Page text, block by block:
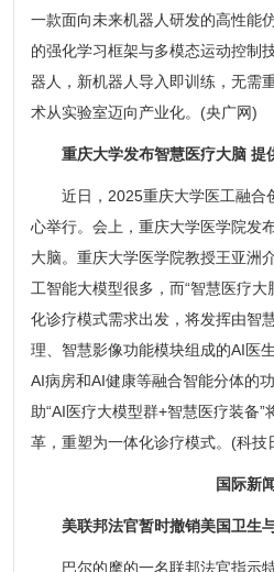
一款面向未来机器人研发的高性能
的强化学习框架与多模态运动控制
器人，新机器人导入即训练，无需
术从实验室迈向产业化。(央广网)
重庆大学发布智慧医疗大脑 提
近日，2025重庆大学医工融合
心举行。会上，重庆大学医学院发
大脑。重庆大学医学院教授王亚洲
工智能大模型很多，而“智慧医疗
化诊疗模式需求出发，将发挥由智
理、智慧影像功能模块组成的AI医
AI病房和AI健康等融合智能分体的
助“AI医疗大模型群+智慧医疗装备
革，重塑为一体化诊疗模式。(科技
国际新闻
美联邦法官暂时撤销美国卫生
巴尔的摩的一名联邦法官指示